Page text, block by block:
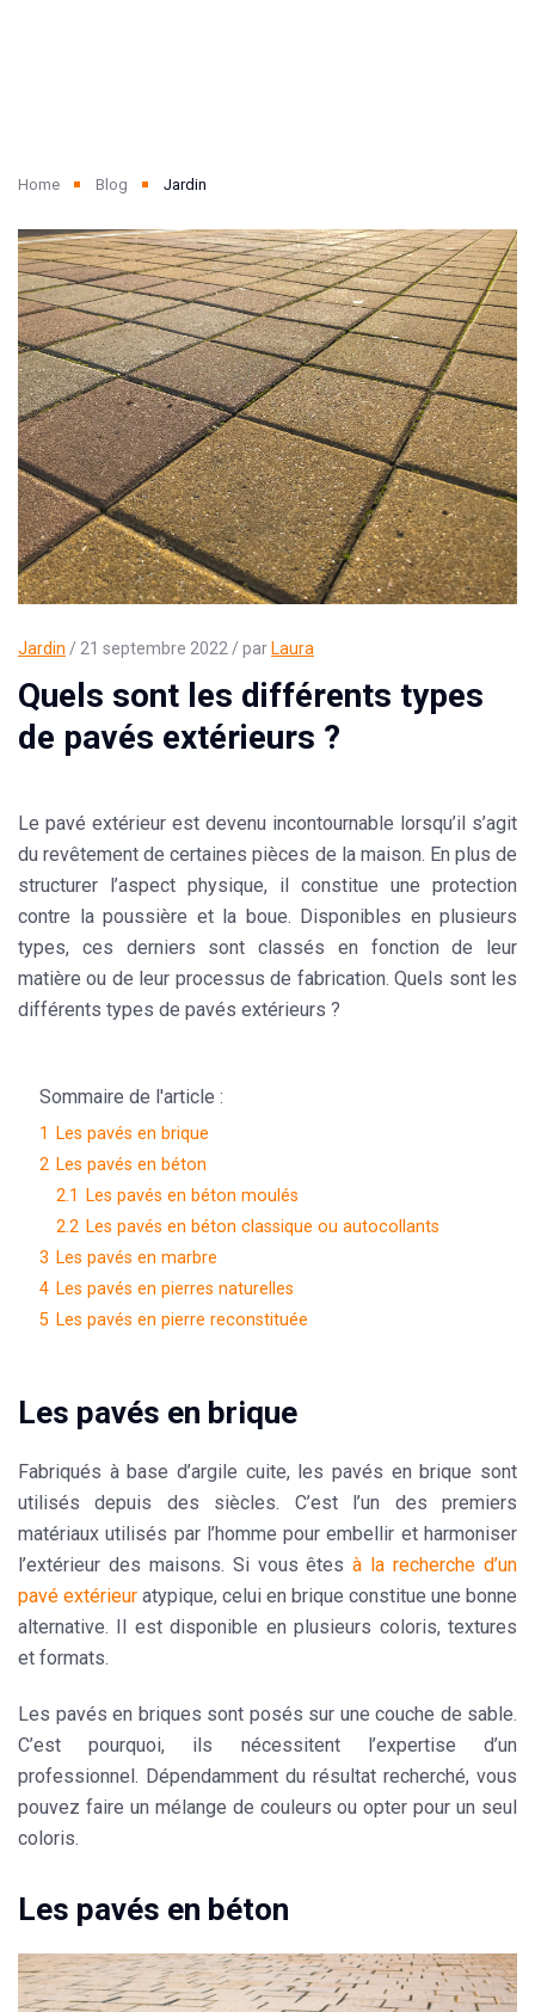
Home Blog Jardin
Jardin / 21 septembre 2022 / parLaura
Quels sont les différents types
de pavés extérieurs ?
Le pavé extérieur est devenu incontournable lorsqu’il s’agit
du revêtement de certaines pièces de la maison. En plus de
structurer l’aspect physique, il constitue une protection
contre la poussière et la boue. Disponibles en plusieurs
types, ces derniers sont classés en fonction de leur
matière ou de leur processus de fabrication. Quels sont les
différents types de pavés extérieurs ?
Sommaire de l'article :
1
Les pavés en brique
2 Les pavés en béton
2.1
Les pavés en béton moulés
2.2 Les pavés en béton classique ou autocollants
3 Les pavés en marbre
4 Les pavés en pierres naturelles
5 Les pavés en pierre reconstituée
Les pavés en brique
Fabriqués à base d’argile cuite, les pavés en brique sont
utilisés depuis des siècles. C’est l’un des premiers
matériaux utilisés par l’homme pour embellir et harmoniser
l’extérieur des maisons. Si vous êtesà la recherche d’un
pavé extérieur atypique, celui en brique constitue une bonne
alternative. Il est disponible en plusieurs coloris, textures
et formats.
Les pavés en briques sont posés sur une couche de sable.
C’est pourquoi, ils nécessitent l’expertise d’un
professionnel. Dépendamment du résultat recherché, vous
pouvez faire un mélange de couleurs ou opter pour un seul
coloris.
Les pavés en béton